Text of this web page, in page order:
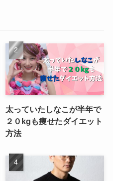
太っていたしなこが半年で
２０kgも痩せたダイエット
方法